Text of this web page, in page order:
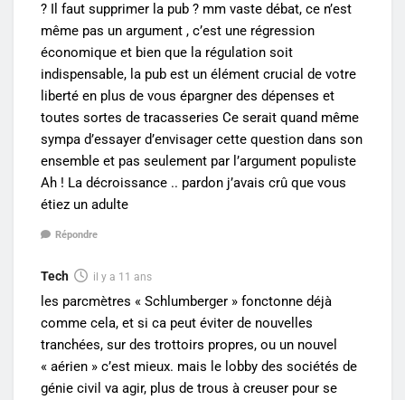
? Il faut supprimer la pub ? mm vaste débat, ce n’est
même pas un argument , c’est une régression
économique et bien que la régulation soit
indispensable, la pub est un élément crucial de votre
liberté en plus de vous épargner des dépenses et
toutes sortes de tracasseries Ce serait quand même
sympa d’essayer d’envisager cette question dans son
ensemble et pas seulement par l’argument populiste
Ah ! La décroissance .. pardon j’avais crû que vous
étiez un adulte
Répondre
Tech il y a 11 ans
les parcmètres « Schlumberger » fonctonne déjà
comme cela, et si ca peut éviter de nouvelles
tranchées, sur des trottoirs propres, ou un nouvel
« aérien » c’est mieux. mais le lobby des sociétés de
génie civil va agir, plus de trous à creuser pour se